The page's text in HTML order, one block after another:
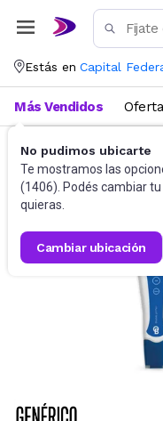
Estás en Capital
No pudimos ubicarte
Te mostramos las
(1406). Podés cambiar
quieras.
cambiar ubicación
Más Vendidos
Accesorios Testers